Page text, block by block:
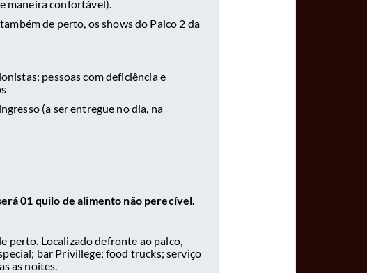
maneira confortável).
de perto, os shows do Palco 2 da
pessoas com deficiência e
(a ser entregue no dia, na
01 quilo de alimento não perecível.
perto. Localizado defronte ao palco,
bar Privillege; food trucks; serviço
as noites.